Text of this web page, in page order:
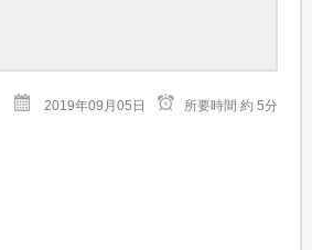
所要時間 約 5分
2019年09月05日